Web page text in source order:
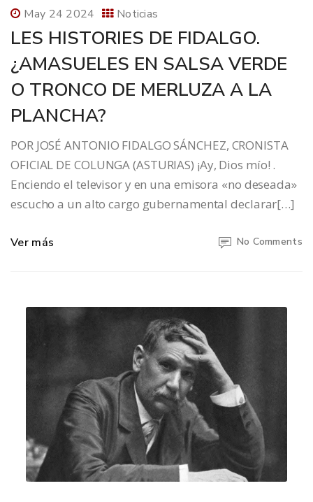
May 24 2024 Noticias
LES HISTORIES DE FIDALGO.
¿AMASUELES EN SALSA VERDE
O TRONCO DE MERLUZA A LA
PLANCHA?
POR JOSÉ ANTONIO FIDALGO SÁNCHEZ, CRONISTA
OFICIAL DE COLUNGA (ASTURIAS) ¡Ay, Dios mío! .
Enciendo el televisor y en una emisora «no deseada»
escucho a un alto cargo gubernamental declarar[…]
Ver más No Comments